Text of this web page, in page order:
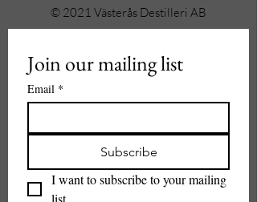
© 2021 Västerås Destilleri AB
Join our mailing list
Email *
Subscribe
I want to subscribe to your mailing
list.